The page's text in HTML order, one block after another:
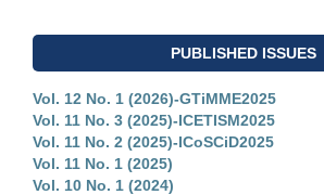
PUBLISHED ISSUES
Vol. 12 No. 1 (2026)-GTiMME2025
Vol. 11 No. 3 (2025)-ICETISM2025
Vol. 11 No. 2 (2025)-ICoSCiD2025
Vol. 11 No. 1 (2025)
Vol. 10 No. 1 (2024)